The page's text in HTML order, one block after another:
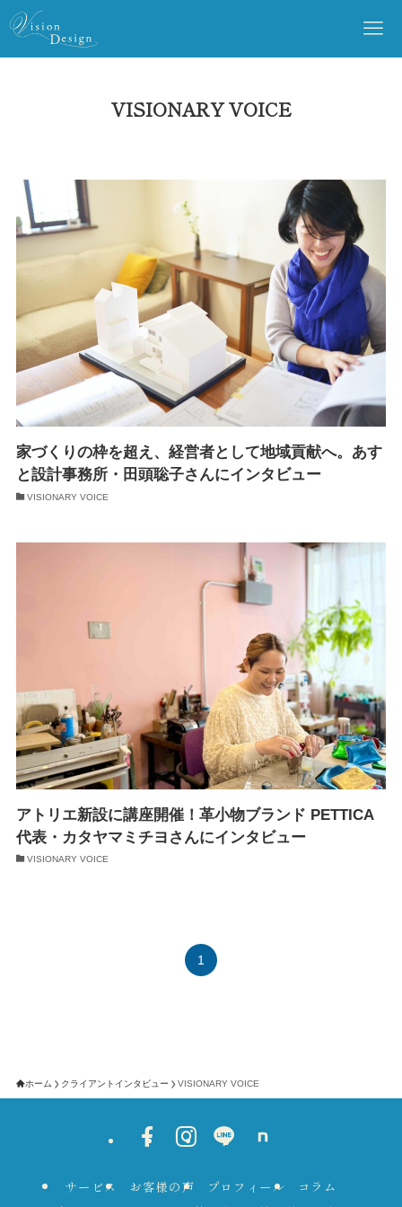
VISIONARY VOICE
家づくりの枠を超え、経営者として地域貢献へ。あす
と設計事務所・田頭聡子さんにインタビュー
VISIONARY VOICE
アトリエ新設に講座開催！革小物ブランド PETTICA
代表・カタヤマミチヨさんにインタビュー
VISIONARY VOICE
1
ホーム クライアントインタビュー VISIONARY VOICE
サービス お客様の声 プロフィール
コラム